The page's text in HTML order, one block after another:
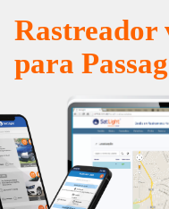
Rastreador
para